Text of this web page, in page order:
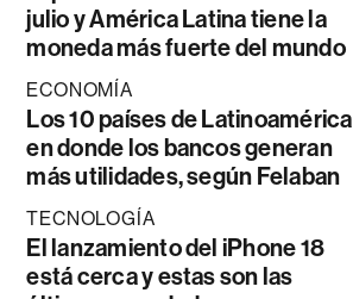
julio y América Latina tiene la
moneda más fuerte del mundo
ECONOMÍA
Los 10 países de Latinoamérica
en donde los bancos generan
más utilidades, según Felaban
TECNOLOGÍA
El lanzamiento del iPhone 18
está cerca y estas son las